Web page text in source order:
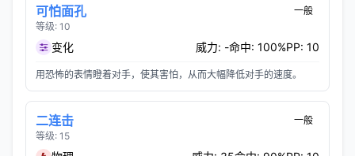
可怕面孔
等级: 10
一般
变化 威力: -命中: 100%PP: 10
用恐怖的表情瞪着对手，使其害怕，从而大幅降低对手的速度。
二连击
等级: 15
一般